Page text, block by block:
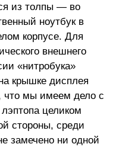
из толпы — во
ноутбук в
корпусе. Для
внешнего
«нитробука»
крышке дисплея
что мы имеем дело с
целиком
стороны, среди
замечено ни одной